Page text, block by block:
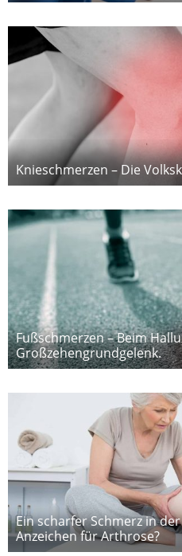
Knieschmerzen – Die
Fußschmerzen – Beim
Großzehengrundgelenk.
Ein scharfer Schmerz in
Anzeichen für Arthrose?